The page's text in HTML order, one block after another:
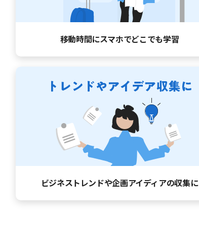
移動時間にスマホでどこでも学習
ビジネストレンドや企画アイディアの収集に